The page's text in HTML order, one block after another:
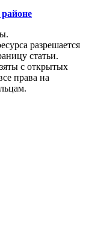
разрешается
статьи.
с открытых
права на